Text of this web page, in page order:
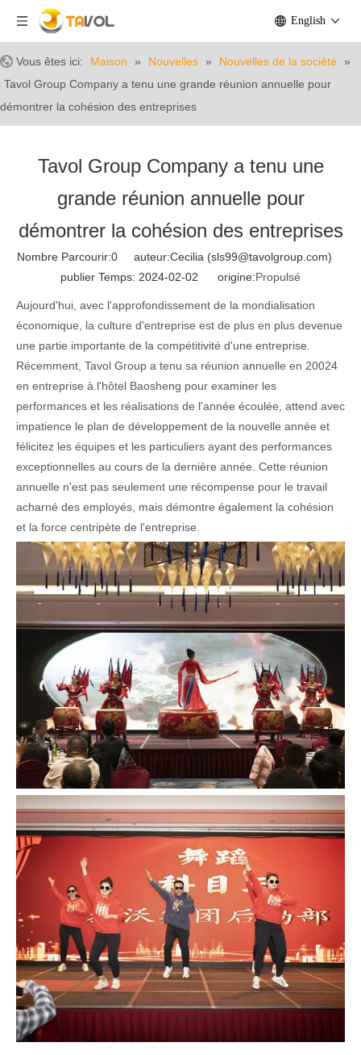
English
Vous êtes ici: Maison » Nouvelles » Nouvelles de la société »
Tavol Group Company a tenu une grande réunion annuelle pour
démontrer la cohésion des entreprises
Tavol Group Company a tenu une
grande réunion annuelle pour
démontrer la cohésion des entreprises
Nombre Parcourir:0auteur:Cecilia (sls99@tavolgroup.com)
publier Temps: 2024-02-02 origine:Propulsé
Aujourd'hui, avec l'approfondissement de la mondialisation
économique, la culture d'entreprise est de plus en plus devenue
une partie importante de la compétitivité d'une entreprise.
Récemment, Tavol Group a tenu sa réunion annuelle en 20024
en entreprise à l'hôtel Baosheng pour examiner les
performances et les réalisations de l'année écoulée, attend avec
impatience le plan de développement de la nouvelle année et
félicitez les équipes et les particuliers ayant des performances
exceptionnelles au cours de la dernière année. Cette réunion
annuelle n'est pas seulement une récompense pour le travail
acharné des employés, mais démontre également la cohésion
et la force centripète de l'entreprise.